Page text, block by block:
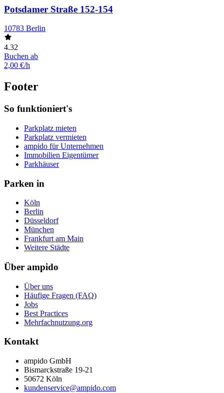
Potsdamer Straße 152-154
10783 Berlin
4.32
Buchen ab
2,00 €/h
Footer
So funktioniert's
Parkplatz mieten
Parkplatz vermieten
ampido für Unternehmen
Immobilien Eigentümer
Parkhäuser
Parken in
Köln
Berlin
Düsseldorf
München
Frankfurt am Main
Weitere Städte
Über ampido
Über uns
Häufige Fragen (FAQ)
Jobs
Best Practices
Mehrfachnutzung.org
Kontakt
ampido GmbH
Bismarckstraße 19-21
50672 Köln
kundenservice@ampido.com